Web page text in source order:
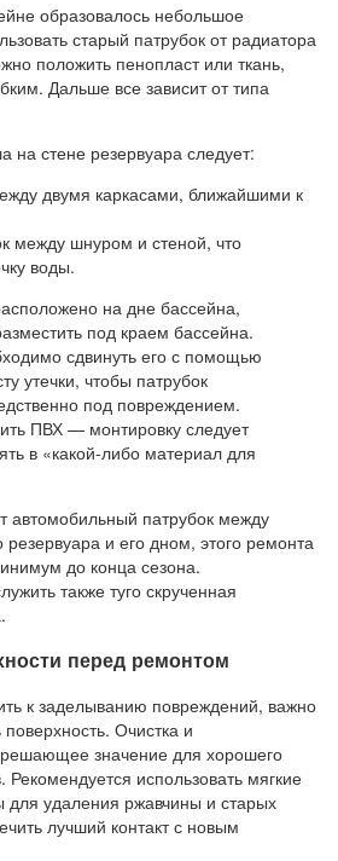
образовалось небольшое
старый патрубок от радиатора
положить пенопласт или ткань,
Дальше все зависит от типа
на стене резервуара следует:
двумя каркасами, ближайшими к
между шнуром и стеной, что
воды.
на дне бассейна,
под краем бассейна.
сдвинуть его с помощью
утечки, чтобы патрубок
под повреждением.
ПВХ — монтировку следует
в «какой-либо материал для
автомобильный патрубок между
резервуара и его дном, этого ремонта
до конца сезона.
также туго скрученная
перед ремонтом
к заделыванию повреждений, важно
Очистка и
значение для хорошего
использовать мягкие
удаления ржавчины и старых
лучший контакт с новым